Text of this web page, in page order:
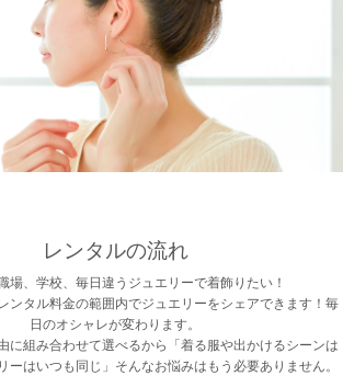
レンタルの流れ
場、学校、毎日違うジュエリーで着飾りたい！
ンタル料金の範囲内でジュエリーをシェアできます！毎
日のオシャレが変わります。
に組み合わせて選べるから「着る服や出かけるシーンは
ーはいつも同じ」そんなお悩みはもう必要ありません。